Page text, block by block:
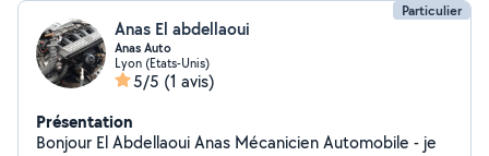
Particulier
Anas El abdellaoui
Anas Auto
Lyon (Etats-Unis)
5/5 (1 avis)
Présentation
Bonjour El Abdellaoui Anas Mécanicien Automobile - je